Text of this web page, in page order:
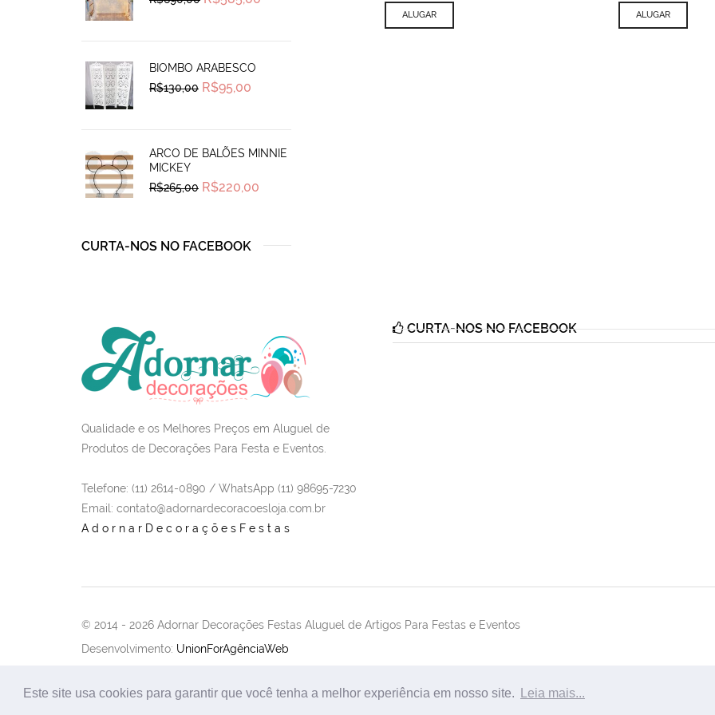
Este site usa cookies para garantir que você tenha a melhor experiência em nosso site. Leia mais...
ALUGAR ALUGAR
price
BIOMBO ARABESCO
R$130,00 Original
price
R$95,00
ARCO DE BALÕES MINNIE
MICKEY
R$265,00 Original
price
R$220,00
CURTA-NOS NO FACEBOOK
Qualidade e os Melhores Preços em Aluguel de
Produtos de Decorações Para Festa e Eventos.
Telefone: (11) 2614-0890 / WhatsApp (11) 98695-7230
Email : contato@adornardecoracoesloja.com.br
AdornarDecoraçõesFestas
CURTA-NOS NO FACEBOOK
© 2014 - 2026 Adornar Decorações Festas Aluguel de Artigos Para Festas e Eventos
Desenvolvimento: UnionForAgênciaWeb